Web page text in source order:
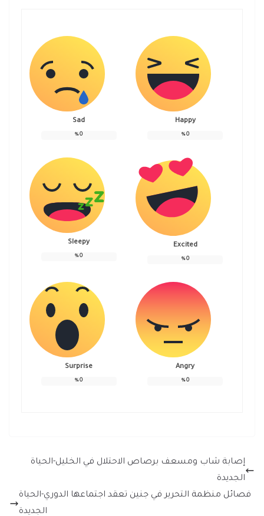
Happy
0
%
Sad
0
%
Excited
0
%
Sleepy
0
%
Angry
0
%
Surprise
0
%
إصابة شاب ومسعف برصاص الاحتلال في الخليل-الحياة
الجديدة
فصائل منظمة التحرير في جنين تعقد اجتماعها الدوري-الحياة
الجديدة